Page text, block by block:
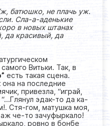
батюшко, не плачь уж.
Сла-а-аденькие
в новых штанах
да красивый, да
Витьки. Так, в
есть такая сцена.
она на последние
привезла, “играй,
эдак-то да ка-
Стя-гом, матушка моя,
че-то зачуфыркало!
ровно в бонбе